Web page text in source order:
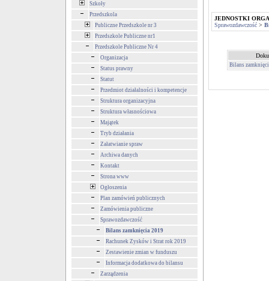
Szkoły
Przedszkola
Publiczne Przedszkole nr 3
Przedszkole Publiczne nr1
Przedszkole Publiczne Nr 4
Organizacja
Status prawny
Statut
Przedmiot działalności i kompetencje
Struktura organizacyjna
Struktura własnościowa
Majątek
Tryb działania
Załatwianie spraw
Archiwa danych
Kontakt
Strona www
Ogłoszenia
Plan zamówień publicznych
Zamówienia publiczne
Sprawozdawczość
Bilans zamknięcia 2019
Rachunek Zysków i Strat rok 2019
Zestawienie zmian w funduszu
Informacja dodatkowa do bilansu
Zarządzenia
JEDNOSTKI
Sprawozdawczość >
Bilans